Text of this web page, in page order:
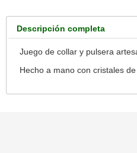
Descripción completa
Juego de collar y pulsera
Hecho a mano con cristales